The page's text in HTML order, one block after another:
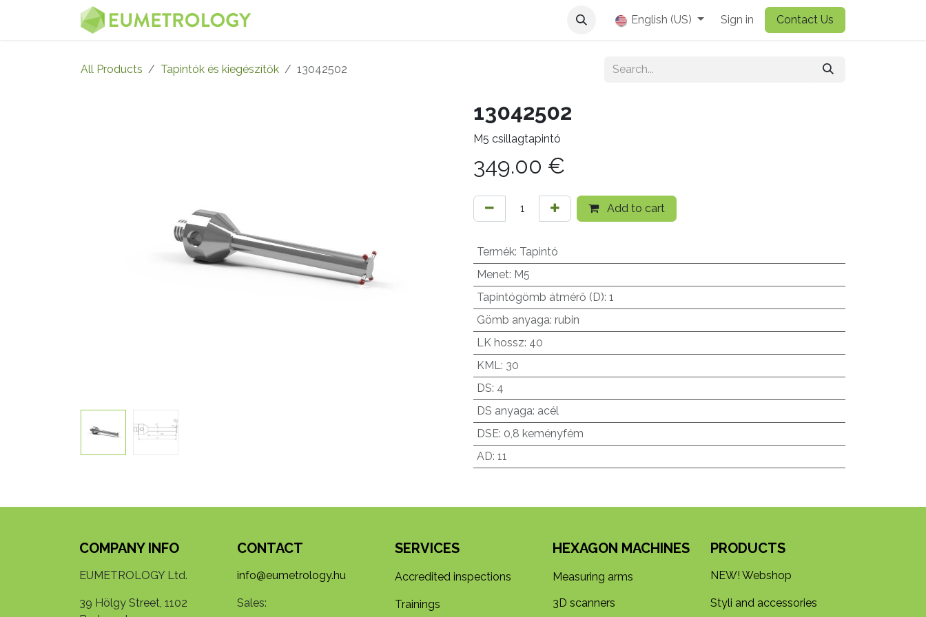
English (US) Sign in Contact Us
All Products Tapintók és kiegészítők 13042502
13042502
M5 csillagtapintó
349.00 €
Add to cart
Termék: Tapintó
Menet: M5
Tapintógömb átmérő (D): 1
Gömb anyaga: rubin
LK hossz: 40
KML: 30
DS: 4
DS anyaga: acél
DSE: 0,8 keményfém
AD: 11
COMPANY INFO
EUMETROLOGY Ltd.
39 Hölgy Street, 1102
CONTACT
info@eumetrology.hu
Sales:
SERVICES
Accredited inspections
Trainings
HEXAGON MACHINES
Measuring arms
3D s​​canners
PRODUCTS
NEW! Webshop
Styli and accessories